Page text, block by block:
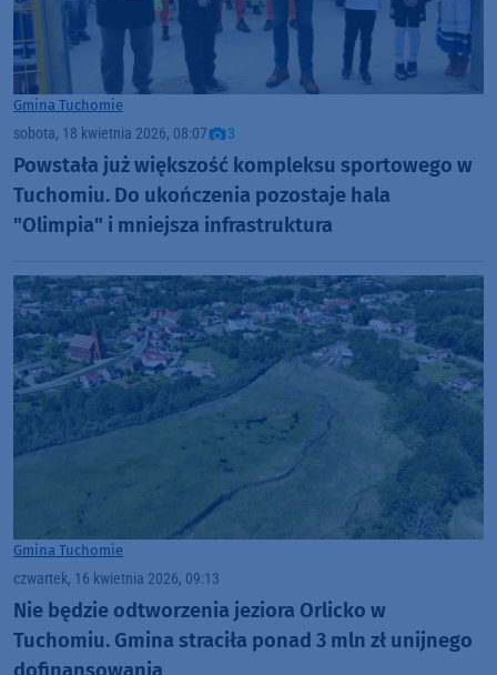
Gmina Tuchomie
sobota, 18 kwietnia 2026, 08:07 3
Powstała już większość kompleksu sportowego w
Tuchomiu. Do ukończenia pozostaje hala
"Olimpia" i mniejsza infrastruktura
Gmina Tuchomie
czwartek, 16 kwietnia 2026, 09:13
Nie będzie odtworzenia jeziora Orlicko w
Tuchomiu. Gmina straciła ponad 3 mln zł unijnego